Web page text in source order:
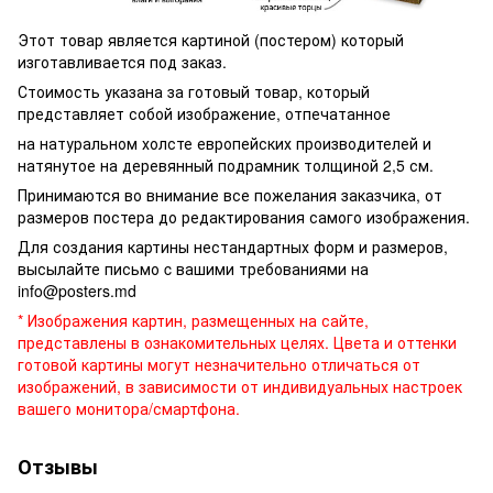
Этот товар является картиной (постером) который
изготавливается под заказ.
Стоимость указана за готовый товар, который
представляет собой изображение, отпечатанное
на натуральном холсте европейских производителей и
натянутое на деревянный подрамник толщиной 2,5 см.
Принимаются во внимание все пожелания заказчика, от
размеров постера до редактирования самого изображения.
Для создания картины нестандартных форм и размеров,
высылайте письмо c вашими требованиями на
info@posters.md
* Изображения картин, размещенных на сайте,
представлены в ознакомительных целях. Цвета и оттенки
готовой картины могут незначительно отличаться от
изображений, в зависимости от индивидуальных настроек
вашего монитора/смартфона.
Отзывы